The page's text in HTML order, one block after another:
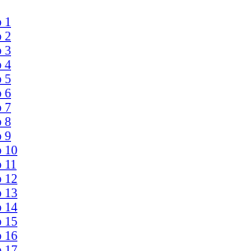
1
2
3
4
5
6
7
8
9
10
11
12
13
14
15
16